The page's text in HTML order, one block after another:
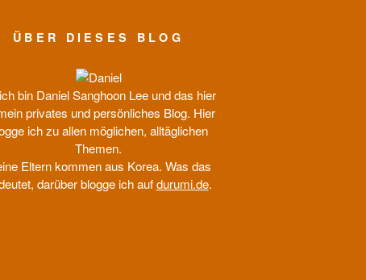
ÜBER DIESES BLOG
bin Daniel Sanghoon Lee und das hier
privates und persönliches Blog. Hier
ich zu allen möglichen, alltäglichen
Themen.
Eltern kommen aus Korea. Was das
darüber blogge ich aufdurumi.de.